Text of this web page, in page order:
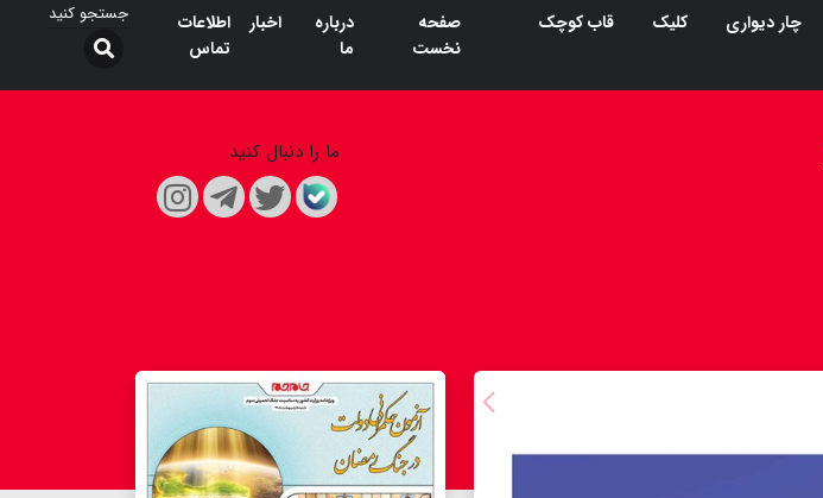
چار دیواری کلیک
قاب کوچک
صفحه
نخست
درباره
ما
اخبار
اطلاعات
تماس
ما را دنبال کنید